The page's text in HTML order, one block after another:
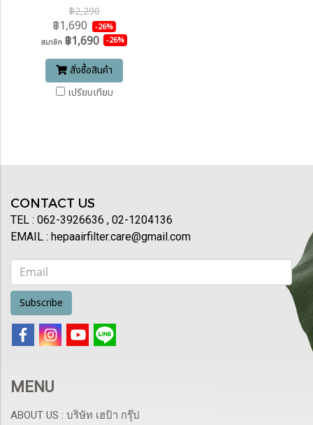
HEPA H14 Made from
Germany Efficiency 0.1-0.3
micron 99.97% -สามารถดักจับ
ฝุ่นละอองขนาดเล็ก PM 2.5 ถึง
0.1รวมถึงสารก่อภูมิแพ้ทั่วไป ฝุ่น
มลพิษ ไรฝุ่น เกสร ควันบุหรี่ ขน-
เดิม -อายุการใช้งาน 12 เดือน (ขึนอ
ล้างน้ำ ทำความสะอาด - สินค้า
ภายในกล่อง =กรอง Hepa 1 ชิ้น
฿2,290
฿1,690 -26%
สมาชิก ฿1,690 -26%
สั่งซื้อสินค้า
เปรียบเทียบ
CONTACT US
TEL : 062-3926636 , 02-1204136
EMAIL : hepaairfilter.care@gmail.com
Subscribe
MENU
ABOUT US : บริษัท เฮป้า กรุ๊ป